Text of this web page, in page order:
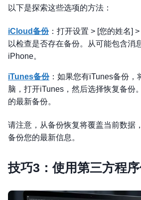
以下是探索这些选项的方法：
iCloud备份：打开设置 > [您的姓名]
以检查是否存在备份。从可能包含消
iPhone。
iTunes备份：如果您有iTunes备份，
脑，打开iTunes，然后选择恢复备份
的最新备份。
请注意，从备份恢复将覆盖当前数据
备份您的最新信息。
技巧3：使用第三方程